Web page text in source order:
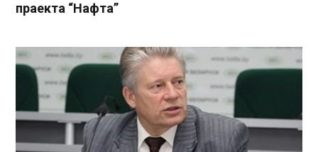
праекта “Нафта”